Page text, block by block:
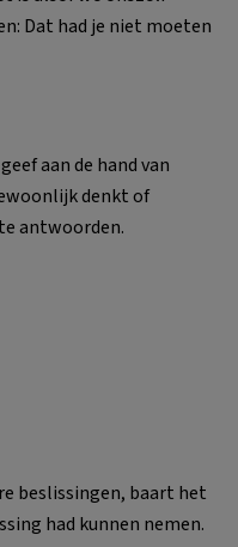
Dat had je niet moeten
aan de hand van
denkt of
antwoorden.
beslissingen, baart het
had kunnen nemen.